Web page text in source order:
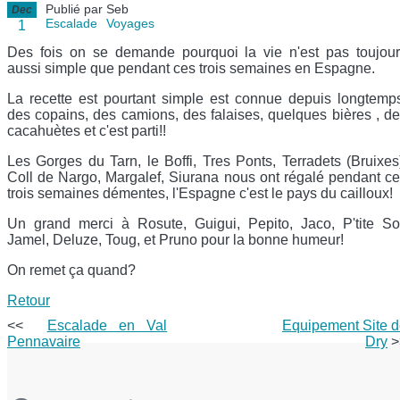
Dec
1
Publié par Seb
Escalade
Voyages
Des fois on se demande pourquoi la vie n'est pas
aussi simple que pendant ces trois semaines en Espagne.
La recette est pourtant simple est connue depuis
des copains, des camions, des falaises, quelques bières ,
cacahuètes et c'est parti!!
Les Gorges du Tarn, le Boffi, Tres Ponts, Terradets
Coll de Nargo, Margalef, Siurana nous ont régalé pendant
trois semaines démentes, l'Espagne c'est le pays du cailloux!
Un grand merci à Rosute, Guigui, Pepito, Jaco, P'tite
Jamel, Deluze, Toug, et Pruno pour la bonne humeur!
On remet ça quand?
Retour
<<
Escalade en Val
Pennavaire
Equipement Site
Dry